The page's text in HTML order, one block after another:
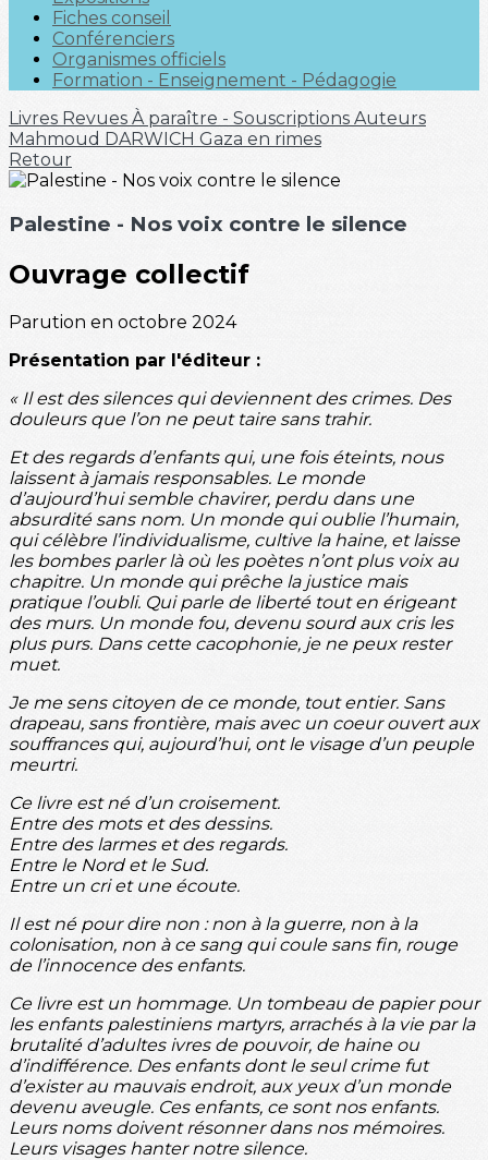
Fiches conseil
Conférenciers
Organismes officiels
Formation - Enseignement - Pédagogie
Livres Revues À paraître - Souscriptions Auteurs
Mahmoud DARWICH Gaza en rimes
Retour
Palestine - Nos voix contre le silence
Ouvrage collectif
Parution en octobre 2024
Présentation par l'éditeur :
« Il est des silences qui deviennent des crimes. Des
douleurs que l’on ne peut taire sans trahir.
Et des regards d’enfants qui, une fois éteints, nous
laissent à jamais responsables. Le monde
d’aujourd’hui semble chavirer, perdu dans une
absurdité sans nom. Un monde qui oublie l’humain,
qui célèbre l’individualisme, cultive la haine, et laisse
les bombes parler là où les poètes n’ont plus voix au
chapitre. Un monde qui prêche la justice mais
pratique l’oubli. Qui parle de liberté tout en érigeant
des murs. Un monde fou, devenu sourd aux cris les
plus purs. Dans cette cacophonie, je ne peux rester
muet.
Je me sens citoyen de ce monde, tout entier. Sans
drapeau, sans frontière, mais avec un coeur ouvert aux
souffrances qui, aujourd’hui, ont le visage d’un peuple
meurtri.
Ce livre est né d’un croisement.
Entre des mots et des dessins.
Entre des larmes et des regards.
Entre le Nord et le Sud.
Entre un cri et une écoute.
Il est né pour dire non : non à la guerre, non à la
colonisation, non à ce sang qui coule sans fin, rouge
de l’innocence des enfants.
Ce livre est un hommage. Un tombeau de papier pour
les enfants palestiniens martyrs, arrachés à la vie par la
brutalité d’adultes ivres de pouvoir, de haine ou
d’indifférence. Des enfants dont le seul crime fut
d’exister au mauvais endroit, aux yeux d’un monde
devenu aveugle. Ces enfants, ce sont nos enfants.
Leurs noms doivent résonner dans nos mémoires.
Leurs visages hanter notre silence.